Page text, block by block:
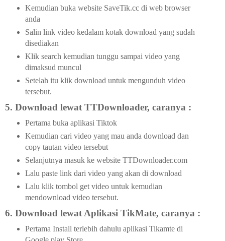
Kemudian buka website SaveTik.cc di web browser
anda
Salin link video kedalam kotak download yang sudah
disediakan
Klik search kemudian tunggu sampai video yang
dimaksud muncul
Setelah itu klik download untuk mengunduh video
tersebut.
5. Download lewat TTDownloader, caranya :
Pertama buka aplikasi Tiktok
Kemudian cari video yang mau anda download dan
copy tautan video tersebut
Selanjutnya masuk ke website TTDownloader.com
Lalu paste link dari video yang akan di download
Lalu klik tombol get video untuk kemudian
mendownload video tersebut.
6. Download lewat Aplikasi TikMate, caranya :
Pertama Install terlebih dahulu aplikasi Tikamte di